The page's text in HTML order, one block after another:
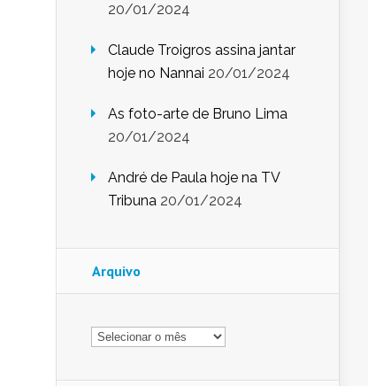
20/01/2024
Claude Troigros assina jantar
hoje no Nannai 20/01/2024
As foto-arte de Bruno Lima
20/01/2024
André de Paula hoje na TV
Tribuna 20/01/2024
Arquivo
Arquivo